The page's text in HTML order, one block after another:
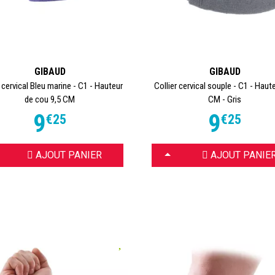
GIBAUD
Bleu marine - C1 - Hauteur
de cou 9,5 CM
9€25
AJOUT PANIER
GIBAUD
Collier cervical souple - C1 -
CM - Gris
9€25
CHOISIR AJOUT